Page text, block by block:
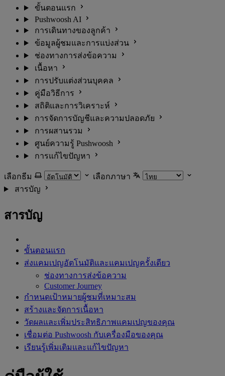
ขั้นตอนแรก
Pushwoosh AI
การเดินทางของลูกค้า
ข้อมูลผู้ชมและการแบ่งส่วน
ช่องทางการส่งข้อความ
เนื้อหา
การปรับแต่งส่วนบุคคล
คู่มือวิธีการ
สถิติและการวิเคราะห์
การจัดการบัญชีและความปลอดภัย
การผสานรวม
ศูนย์ความรู้ Pushwoosh
การแก้ไขปัญหา
เลือกธีม
เลือกภาษา
สารบัญ
สารบัญ
ขั้นตอนแรก
ส่งแคมเปญอัตโนมัติและแคมเปญครั้งเดียว
ช่องทางการส่งข้อความ
Customer Journey
กำหนดเป้าหมายผู้ชมที่เหมาะสม
สร้างและจัดการเนื้อหา
วัดผลและเพิ่มประสิทธิภาพแคมเปญของคุณ
เชื่อมต่อ Pushwoosh กับเครื่องมือของคุณ
เรียนรู้เพิ่มเติมและแก้ไขปัญหา